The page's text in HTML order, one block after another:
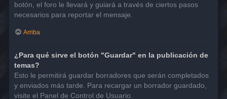
botón, el foro le llevará y guiará a través de ciertos pasos
necesarios para reportar el mensaje.
Arriba
¿Para qué sirve el botón "Guardar" en la publicación de
temas?
Esto le permitirá guardar borradores que serán completados
y enviados más tarde. Para recargar un borrador guardado,
visite el Panel de Control de Usuario.